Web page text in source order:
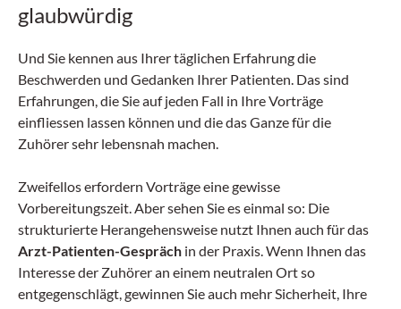
glaubwürdig
Und Sie kennen aus Ihrer täglichen Erfahrung die
Beschwerden und Gedanken Ihrer Patienten. Das sind
Erfahrungen, die Sie auf jeden Fall in Ihre Vorträge
einfliessen lassen können und die das Ganze für die
Zuhörer sehr lebensnah machen.
Zweifellos erfordern Vorträge eine gewisse
Vorbereitungszeit. Aber sehen Sie es einmal so: Die
strukturierte Herangehensweise nutzt Ihnen auch für das
Arzt-Patienten-Gespräch in der Praxis. Wenn Ihnen das
Interesse der Zuhörer an einem neutralen Ort so
entgegenschlägt, gewinnen Sie auch mehr Sicherheit, Ihre